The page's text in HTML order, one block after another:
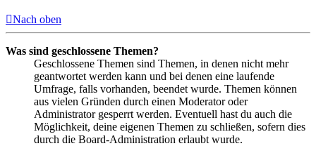
Nach oben
Was sind geschlossene Themen?
Geschlossene Themen sind Themen, in denen nicht mehr
geantwortet werden kann und bei denen eine laufende
Umfrage, falls vorhanden, beendet wurde. Themen können
aus vielen Gründen durch einen Moderator oder
Administrator gesperrt werden. Eventuell hast du auch die
Möglichkeit, deine eigenen Themen zu schließen, sofern dies
durch die Board-Administration erlaubt wurde.